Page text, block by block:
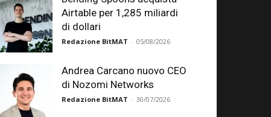
Airtable per 1,285 miliardi
di dollari
Redazione BitMAT - 05/08/2026
Andrea Carcano nuovo CEO
di Nozomi Networks
Redazione BitMAT - 30/07/2026